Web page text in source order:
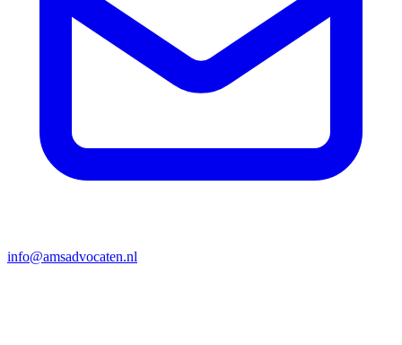
info@amsadvocaten.nl